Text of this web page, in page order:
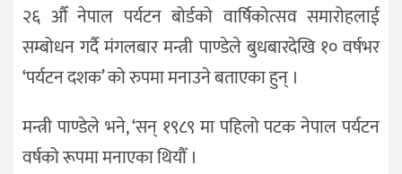
२६ औँ नेपाल पर्यटन बोर्डको वार्षिकोत्सव समारोहलाई
सम्बोधन गर्दै मंगलबार मन्त्री पाण्डेले बुधबारदेखि १० वर्षभर
‘पर्यटन दशक’ को रुपमा मनाउने बताएका हुन् ।
मन्त्री पाण्डेले भने, ‘सन् १९८९ मा पहिलो पटक नेपाल पर्यटन
वर्षको रूपमा मनाएका थियौँ ।